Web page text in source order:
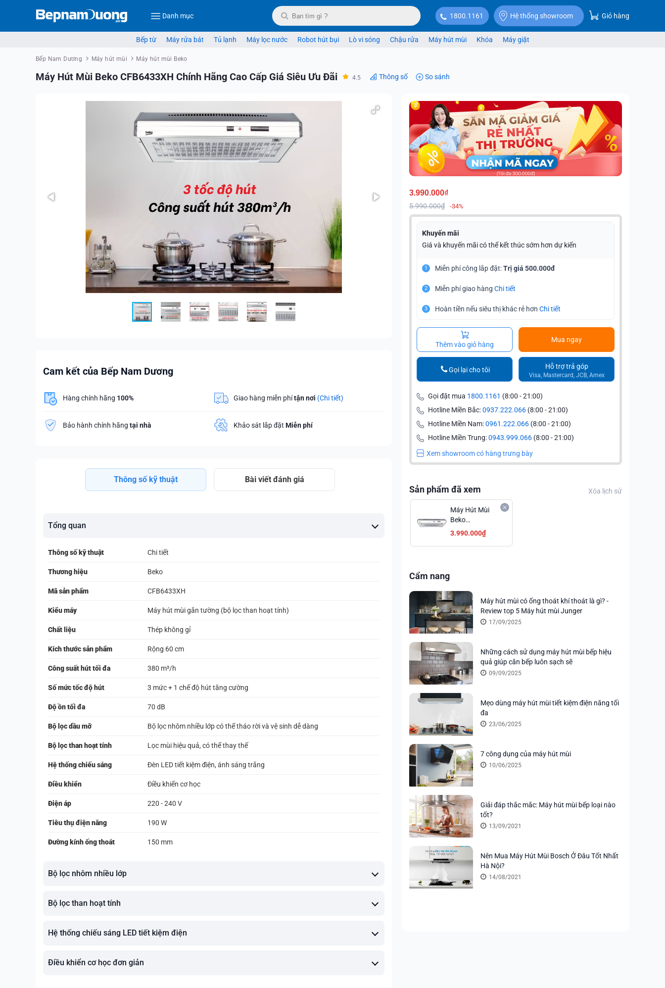
Danh mục 1800.1161 Hệ thống showroom Giỏ hàng
Bếp từ Máy rửa bát Tủ lạnh Máy lọc nước Robot hút bụi Lò vi sóng Chậu rửa Máy hút mùi Khóa Máy giặt
Bếp Nam Dương Máy hút mùi Máy hút mùi Beko
Máy Hút Mùi Beko CFB6433XH Chính Hãng Cao Cấp Giá Siêu Ưu Đãi 4.5 Thông số So sánh
Cam kết của Bếp Nam Dương
Hàng chính hãng 100% Giao hàng miễn phítận nơi (Chi tiết)
Bảo hành chính hãng tại nhà Khảo sát lắp đặt Miễn phí
Thông số kỹ thuật Bài viết đánh giá
Tổng quan
Thông số kỹ thuật Chi tiết
Thương hiệu Beko
Mã sản phẩm CFB6433XH
Kiểu máy Máy hút mùi gắn tường (bộ lọc than hoạt tính)
Chất liệu Thép không gỉ
Kích thước sản phẩm Rộng 60 cm
Công suất hút tối đa 380 m³/h
Số mức tốc độ hút 3 mức + 1 chế độ hút tăng cường
Độ ồn tối đa 70 dB
Bộ lọc dầu mỡ Bộ lọc nhôm nhiều lớp có thể tháo rời và vệ sinh dễ dàng
Bộ lọc than hoạt tính Lọc mùi hiệu quả, có thể thay thế
Hệ thống chiếu sáng Đèn LED tiết kiệm điện, ánh sáng trắng
Điều khiển Điều khiển cơ học
Điện áp 220 - 240 V
Tiêu thụ điện năng 190 W
Đường kính ống thoát 150 mm
Bộ lọc nhôm nhiều lớp
Bộ lọc than hoạt tính
Hệ thống chiếu sáng LED tiết kiệm điện
Điều khiển cơ học đơn giản
3.990.000₫
5.990.000₫ -34%
Khuyến mãi
Giá và khuyến mãi có thể kết thúc sớm hơn dự kiến
1 Miễn phí công lắp đặt:Trị giá 500.000đ
2 Miễn phí giao hàng Chi tiết
3 Hoàn tiền nếu siêu thị khác rẻ hơn Chi tiết
Thêm vào giỏ hàng
Mua ngay
Hỗ trợ trả góp
Visa, Mastercard, JCB, Amex
Gọi lại cho tôi
Gọi đặt mua 1800.1161 (8:00 - 21:00)
Hotline Miền Bắc:0937.222.066 (8:00 - 21:00)
Hotline Miền Nam:0961.222.066 (8:00 - 21:00)
Hotline Miền Trung:0943.999.066 (8:00 - 21:00)
Xem showroom có hàng trưng bày
Sản phẩm đã xem Xóa lịch sử
Máy Hút Mùi
Beko
CFB6433XH
Chính Hãng Cao
3.990.000₫
Cẩm nang
Máy hút mùi có ống thoát khí thoát là gì? -
Review top 5 Máy hút mùi Junger
17/09/2025
Những cách sử dụng máy hút mùi bếp hiệu
quả giúp căn bếp luôn sạch sẽ
09/09/2025
Mẹo dùng máy hút mùi tiết kiệm điện năng tối
đa
23/06/2025
7 công dụng của máy hút mùi
10/06/2025
Giải đáp thắc mắc: Máy hút mùi bếp loại nào
tốt?
13/09/2021
Nên Mua Máy Hút Mùi Bosch Ở Đâu Tốt Nhất
Hà Nội?
14/08/2021